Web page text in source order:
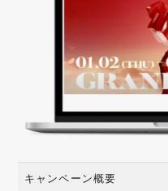
キャンペーン概要